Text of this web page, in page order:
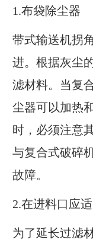
1.布袋除尘器
带式输送机拐
进。根据灰尘
滤材料。当复
尘器可以加热
时，必须注意
与复合式破碎
故障。
2.在进料口应
为了延长过滤